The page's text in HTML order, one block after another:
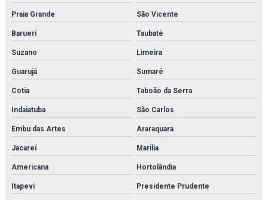
Praia Grande São Vicente
Barueri Taubaté
Suzano Limeira
Guarujá Sumaré
Cotia Taboão da Serra
Indaiatuba São Carlos
Embu das Artes Araraquara
Jacareí Marília
Americana Hortolândia
Itapevi Presidente Prudente